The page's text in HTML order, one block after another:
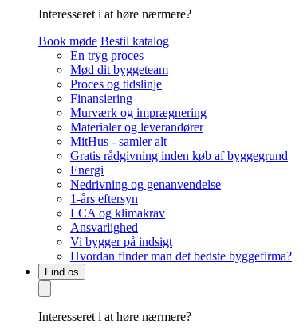
Interesseret i at høre nærmere?
Book møde Bestil katalog
En tryg proces
Mød dit byggeteam
Proces og tidslinje
Finansiering
Murværk og imprægnering
Materialer og leverandører
MitHus - samler alt
Gratis rådgivning inden køb af byggegrund
Energi
Nedrivning og genanvendelse
1-års eftersyn
LCA og klimakrav
Ansvarlighed
Vi bygger på indsigt
Hvordan finder man det bedste byggefirma?
Find os
Interesseret i at høre nærmere?